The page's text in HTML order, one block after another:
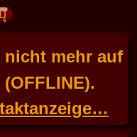
mehr auf